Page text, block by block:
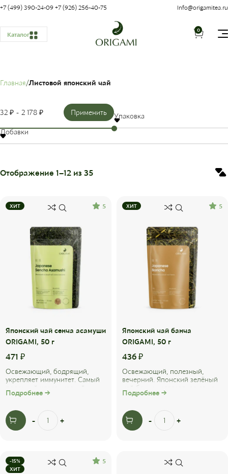
+7 (499) 390-24-09 +7 (926) 256-40-75 Info@origamitea.ru
Каталог
0
Главная Листовой японский чай
Отображение 1–12 из 35
Применить
32 ₽ 2 178 ₽
Упаковка
Добавки
ХИТ 5
Японский чай сенча асамуши
ORIGAMI, 50 г
471 ₽
Освежающий, бодрящий,
укрепляет иммунитет. Самый
зелёный чай, обладает
Подробнее →
ХИТ 5
Японский чай банча
ORIGAMI, 50 г
436 ₽
Освежающий, полезный,
вечерний. Японский зелёный
чай банча изготавливают из
листьев и стеблей урожая
Подробнее →
-15%
ХИТ
5